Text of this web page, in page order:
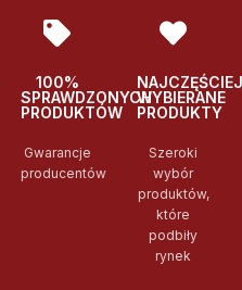
100%
SPRAWDZONYCH
PRODUKTÓW
Gwarancje
producentów
NAJCZĘŚCIEJ
WYBIERANE
PRODUKTY
Szeroki
wybór
produktów,
które
podbiły
rynek